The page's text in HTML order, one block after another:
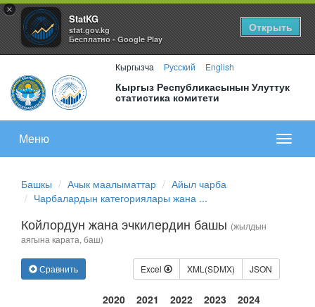
×
StatKG
stat.gov.kg
Бесплатно - Google Play
Открыть
Кыргызча Русский English
Кыргыз Республикасынын Улуттук
статистика комитети
меню
Меню
Башкы Ачык маалыматтар
Айыл чарба
Чарбалардын категориялары жана ...
Койлордун жана эчкилердин башы (жылдын
аягына карата, баш)
Сравнить Excel XML(SDMX) JSON
2020 2021 2022 2023
2024